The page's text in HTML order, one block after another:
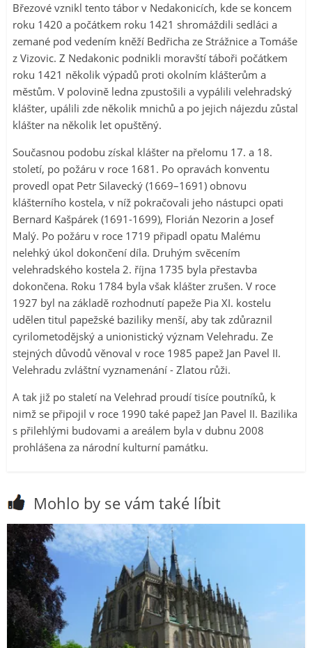
Březové vznikl tento tábor v Nedakonicích, kde se koncem
roku 1420 a počátkem roku 1421 shromáždili sedláci a
zemané pod vedením kněží Bedřicha ze Strážnice a Tomáše
z Vizovic. Z Nedakonic podnikli moravští táboři počátkem
roku 1421 několik výpadů proti okolním klášterům a
městům. V polovině ledna zpustošili a vypálili velehradský
klášter, upálili zde několik mnichů a po jejich nájezdu zůstal
klášter na několik let opuštěný.
Současnou podobu získal klášter na přelomu 17. a 18.
století, po požáru v roce 1681. Po opravách konventu
provedl opat Petr Silavecký (1669–1691) obnovu
klášterního kostela, v níž pokračovali jeho nástupci opati
Bernard Kašpárek (1691-1699), Florián Nezorin a Josef
Malý. Po požáru v roce 1719 připadl opatu Malému
nelehký úkol dokončení díla. Druhým svěcením
velehradského kostela 2. října 1735 byla přestavba
dokončena. Roku 1784 byla však klášter zrušen. V roce
1927 byl na základě rozhodnutí papeže Pia XI. kostelu
udělen titul papežské baziliky menší, aby tak zdůraznil
cyrilometodějský a unionistický význam Velehradu. Ze
stejných důvodů věnoval v roce 1985 papež Jan Pavel II.
Velehradu zvláštní vyznamenání - Zlatou růži.
A tak již po staletí na Velehrad proudí tisíce poutníků, k
nimž se připojil v roce 1990 také papež Jan Pavel II. Bazilika
s přilehlými budovami a areálem byla v dubnu 2008
prohlášena za národní kulturní památku.
Mohlo by se vám také líbit